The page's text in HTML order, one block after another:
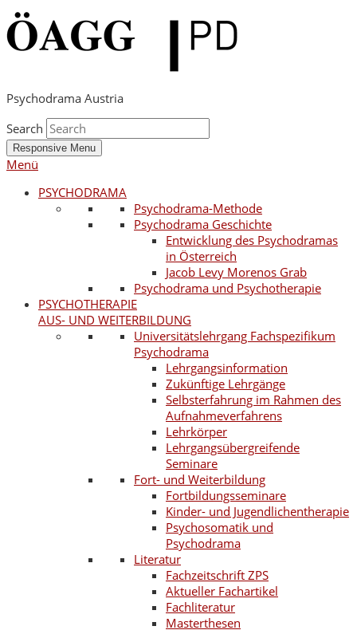
Psychodrama Austria
Search
Responsive Menu
Menü
PSYCHODRAMA
Psychodrama-Methode
Psychodrama Geschichte
Entwicklung des Psychodramas
in Österreich
Jacob Levy Morenos Grab
Psychodrama und Psychotherapie
PSYCHOTHERAPIE
AUS- UND WEITERBILDUNG
Universitätslehrgang Fachspezifikum
Psychodrama
Lehrgangsinformation
Zukünftige Lehrgänge
Selbsterfahrung im Rahmen des
Aufnahmeverfahrens
Lehrkörper
Lehrgangsübergreifende
Seminare
Fort- und Weiterbildung
Fortbildungsseminare
Kinder- und Jugendlichentherapie
Psychosomatik und
Psychodrama
Literatur
Fachzeitschrift ZPS
Aktueller Fachartikel
Fachliteratur
Masterthesen